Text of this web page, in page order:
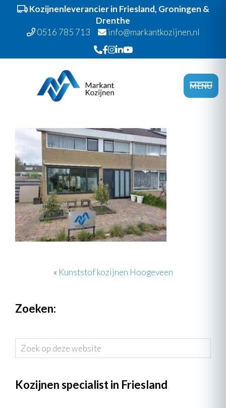
Kozijnenleverancier in Friesland, Groningen &
Drenthe
0516 785 713
info@markantkozijnen.nl
hoofdnavigatie
hoofd
MENU
« Kunststof kozijnen Hoogeveen
Zoeken:
Zoek
op
website
Kozijnen specialist in Friesland